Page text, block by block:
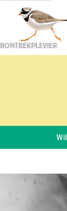
BONTBEKPLEVIER
Wil jij